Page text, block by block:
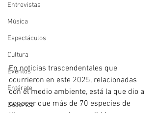
Entrevistas
Música
Espectáculos
Cultura
Eventos
Entérate
Deportes
En noticias trascendentales que
ocurrieron en este 2025, relacionadas
con el medio ambiente, está la que dio a
conocer que más de 70 especies de